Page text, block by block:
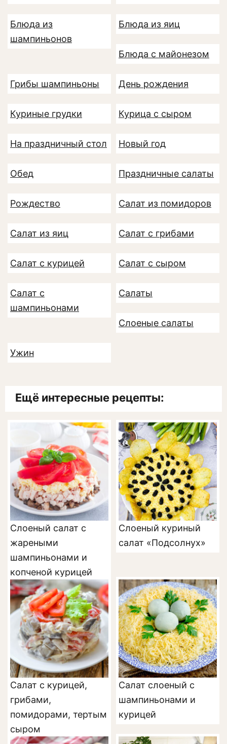
Блюда из
шампиньонов
Блюда из яиц
Блюда с майонезом
Грибы шампиньоны День рождения
Куриные грудки Курица с сыром
На праздничный стол Новый год
Обед Праздничные салаты
Рождество Салат из помидоров
Салат из яиц Салат с грибами
Салат с курицей Салат с сыром
Салат с
шампиньонами
Салаты
Слоеные салаты
Ужин
Ещё интересные рецепты:
Слоеный салат с
жареными
шампиньонами и
копченой курицей
Cлоеный куриный
салат «Подсолнух»
Салат с курицей,
грибами,
помидорами, тертым
сыром
Салат слоеный с
шампиньонами и
курицей